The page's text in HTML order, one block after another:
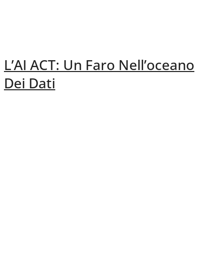
L’AI ACT: Un Faro Nell’oceano
Dei Dati